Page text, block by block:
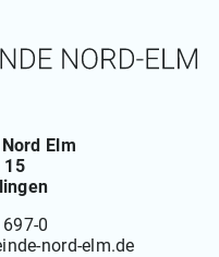
Elm
15
0
nord-elm.de